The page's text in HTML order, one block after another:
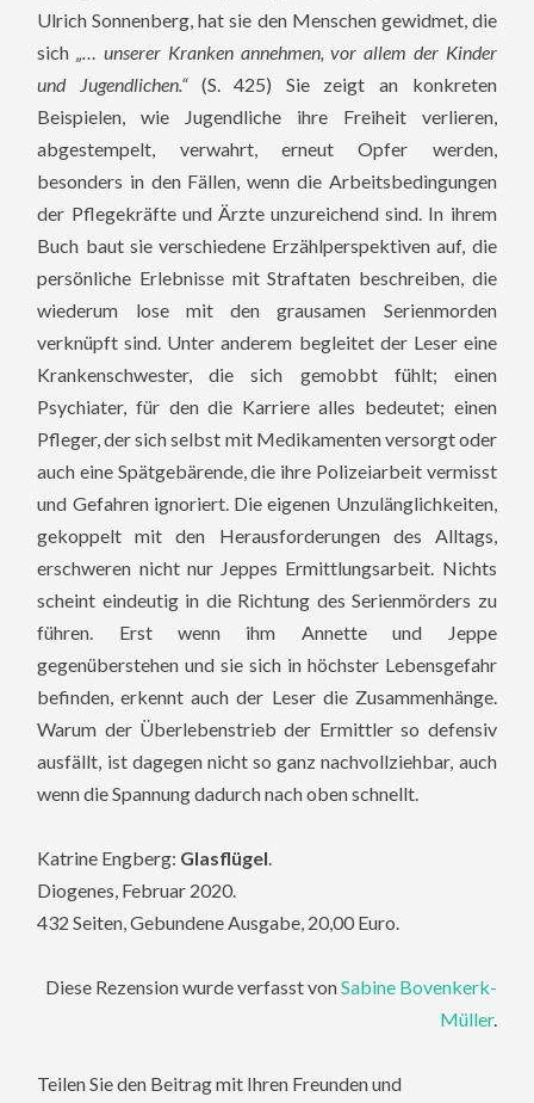
Ulrich Sonnenberg, hat sie den Menschen gewidmet, die
sich
„… unserer Kranken annehmen, vor allem der Kinder
und Jugendlichen.“(S. 425) Sie zeigt an konkreten
Beispielen, wie Jugendliche ihre Freiheit verlieren,
abgestempelt, verwahrt, erneut Opfer werden,
besonders in den Fällen, wenn die Arbeitsbedingungen
der Pflegekräfte und Ärzte unzureichend sind. In ihrem
Buch baut sie verschiedene Erzählperspektiven auf, die
persönliche Erlebnisse mit Straftaten beschreiben, die
wiederum lose mit den grausamen Serienmorden
verknüpft sind. Unter anderem begleitet der Leser eine
Krankenschwester, die sich gemobbt fühlt; einen
Psychiater, für den die Karriere alles bedeutet; einen
Pfleger, der sich selbst mit Medikamenten versorgt oder
auch eine Spätgebärende, die ihre Polizeiarbeit vermisst
und Gefahren ignoriert. Die eigenen Unzulänglichkeiten,
gekoppelt mit den Herausforderungen des Alltags,
erschweren nicht nur Jeppes Ermittlungsarbeit. Nichts
scheint eindeutig in die Richtung des Serienmörders zu
führen. Erst wenn ihm Annette und Jeppe
gegenüberstehen und sie sich in höchster Lebensgefahr
befinden, erkennt auch der Leser die Zusammenhänge.
Warum der Überlebenstrieb der Ermittler so defensiv
ausfällt, ist dagegen nicht so ganz nachvollziehbar, auch
wenn die Spannung dadurch nach oben schnellt.
Katrine Engberg: Glasflügel
Diogenes, Februar 2020.
432 Seiten, Gebundene Ausgabe, 20,00 Euro.
Diese Rezension wurde verfasst vonSabine Bovenkerk-
Müller.
Teilen Sie den Beitrag mit Ihren Freunden und